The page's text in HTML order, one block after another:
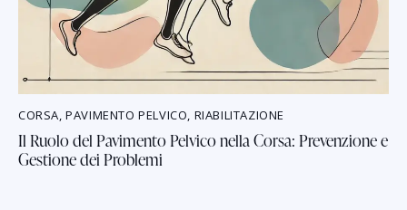
CORSA,PAVIMENTO PELVICO, RIABILITAZIONE
Il Ruolo del Pavimento Pelvico nella Corsa: Prevenzione e
Gestione dei Problemi